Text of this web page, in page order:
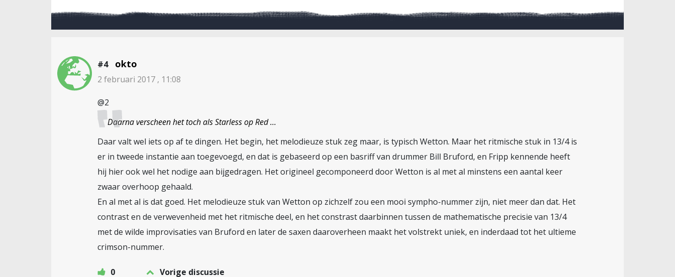
#4 okto
2 februari 2017 , 11:08
@2
Daarna verscheen het toch als Starless op Red …
Daar valt wel iets op af te dingen. Het begin, het melodieuze stuk zeg maar, is typisch Wetton. Maar het ritmische stuk in 13/4 is
er in tweede instantie aan toegevoegd, en dat is gebaseerd op een basriff van drummer Bill Bruford, en Fripp kennende heeft
hij hier ook wel het nodige aan bijgedragen. Het origineel gecomponeerd door Wetton is al met al minstens een aantal keer
zwaar overhoop gehaald.
En al met al is dat goed. Het melodieuze stuk van Wetton op zichzelf zou een mooi sympho-nummer zijn, niet meer dan dat. Het
contrast en de verwevenheid met het ritmische deel, en het constrast daarbinnen tussen de mathematische precisie van 13/4
met de wilde improvisaties van Bruford en later de saxen daaroverheen maakt het volstrekt uniek, en inderdaad tot het ultieme
crimson-nummer.
0 Vorige discussie